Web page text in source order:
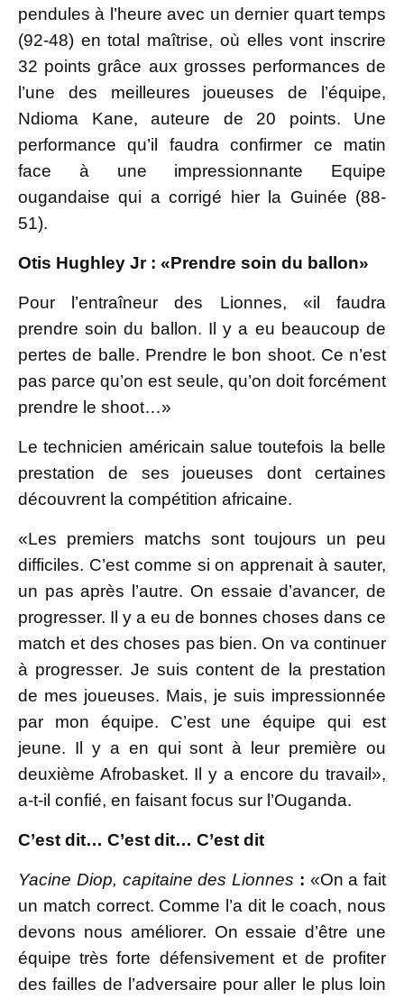
pendules à l’heure avec un dernier quart temps
(92-48) en total maîtrise, où elles vont inscrire
32 points grâce aux grosses performances de
l’une des meilleures joueuses de l’équipe,
Ndioma Kane, auteure de 20 points. Une
performance qu’il faudra confirmer ce matin
face à une impressionnante Equipe
ougandaise qui a corrigé hier la Guinée (88-
51).
Otis Hughley Jr : «Prendre soin du ballon»
Pour l’entraîneur des Lionnes, «il faudra
prendre soin du ballon. Il y a eu beaucoup de
pertes de balle. Prendre le bon shoot. Ce n’est
pas parce qu’on est seule, qu’on doit forcément
prendre le shoot…»
Le technicien américain salue toutefois la belle
prestation de ses joueuses dont certaines
découvrent la compétition africaine.
«Les premiers matchs sont toujours un peu
difficiles. C’est comme si on apprenait à sauter,
un pas après l’autre. On essaie d’avancer, de
progresser. Il y a eu de bonnes choses dans ce
match et des choses pas bien. On va continuer
à progresser. Je suis content de la prestation
de mes joueuses. Mais, je suis impressionnée
par mon équipe. C’est une équipe qui est
jeune. Il y a en qui sont à leur première ou
deuxième Afrobasket. Il y a encore du travail»,
a-t-il confié, en faisant focus sur l’Ouganda.
C’est dit… C’est dit… C’est dit
Yacine Diop, capitaine des Lionnes : «On a fait
un match correct. Comme l’a dit le coach, nous
devons nous améliorer. On essaie d’être une
équipe très forte défensivement et de profiter
des failles de l’adversaire pour aller le plus loin